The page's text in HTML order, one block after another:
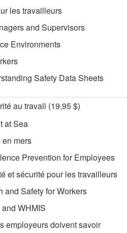
les travailleurs
and Supervisors
Environments
Safety Data Sheets
au travail (19,95 $)
at Sea
mers
Prevention for Employees
et sécurité pour les travailleurs
and Safety for Workers
WHMIS
employeurs doivent savoir